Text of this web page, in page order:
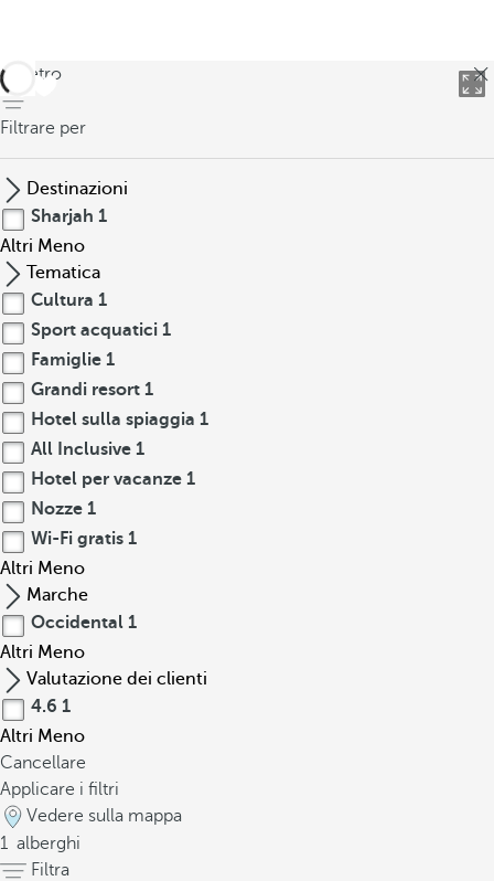
indietro
Filtrare per
Destinazioni
Sharjah 1
Altri Meno
Tematica
Cultura 1
Sport acquatici 1
Famiglie 1
Grandi resort 1
Hotel sulla spiaggia 1
All Inclusive 1
Hotel per vacanze 1
Nozze 1
Wi-Fi gratis 1
Altri Meno
Marche
Occidental 1
Altri Meno
Valutazione dei clienti
4.6 1
Altri Meno
Cancellare
Applicare i filtri
Vedere sulla mappa
1 alberghi
Filtra